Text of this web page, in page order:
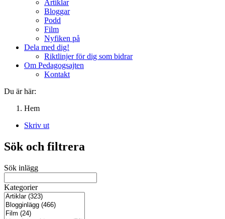
Artiklar
Bloggar
Podd
Film
Nyfiken på
Dela med dig!
Riktlinjer för dig som bidrar
Om Pedagogsajten
Kontakt
Du är här:
Hem
Skriv ut
Sök och filtrera
Sök inlägg
Kategorier